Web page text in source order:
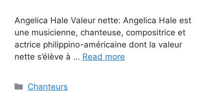
Angelica Hale Valeur nette: Angelica Hale est
une musicienne, chanteuse, compositrice et
actrice philippino-américaine dont la valeur
nette s’élève à … Read more
Categories
Chanteurs